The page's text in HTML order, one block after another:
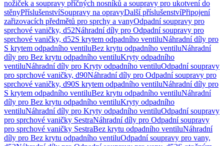
nožiček a soupravy příčných nosníků a soupravy pro ukotvení do
stěnyPříslušenstvíSoupravy na opravyDalší příslušenstvíPřipojení
zařizovacích předmětů pro sprchy a vanyOdpadní soupravy pro
sprchové vaničky, d52Náhradní díly pro Odpadní soupravy pro
sprchové vaničky, d52S krytem odpadního ventiluNáhradní díly pro
S krytem odpadního ventiluBez krytu odpadního ventiluNáhradní
díly pro Bez krytu odpadního ventiluKryty odpadního
ventiluNáhradní díly pro Kryty odpadního ventiluOdpadní soupravy
pro sprchové vaničky, d90Náhradní díly pro Odpadní soupravy pro
sprchové vaničky, d90S krytem odpadního ventiluNáhradní díly pro
S krytem odpadního ventiluBez krytu odpadního ventiluNáhradní
díly pro Bez krytu odpadního ventiluKryty odpadního
ventiluNáhradní díly pro Kryty odpadního ventiluOdpadní soupravy
pro sprchové vaničky SestraNáhradní díly pro Odpadní soupravy
pro sprchové vaničky SestraBez krytu odpadního ventiluNáhradní
díly pro Bez krytu odpadního ventiluOdpadní soupravy pro vany,